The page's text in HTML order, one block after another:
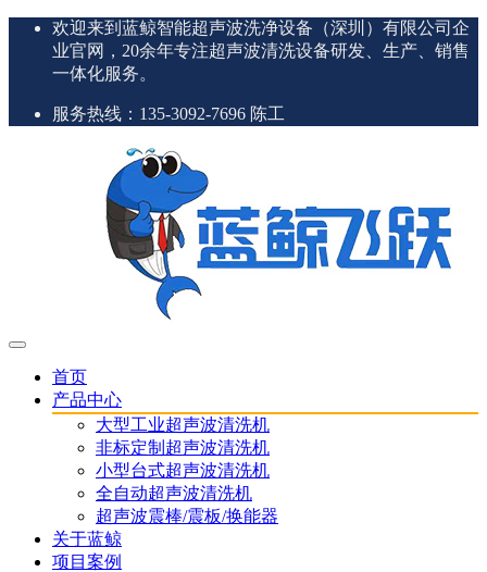
欢迎来到蓝鲸智能超声波洗净设备（深圳）有限公司企
业官网，20余年专注超声波清洗设备研发、生产、销售
一体化服务。
服务热线：135-3092-7696 陈工
首页
产品中心
大型工业超声波清洗机
非标定制超声波清洗机
小型台式超声波清洗机
全自动超声波清洗机
超声波震棒/震板/换能器
关于蓝鲸
项目案例